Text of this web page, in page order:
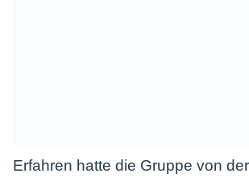
Erfahren hatte die Gruppe von